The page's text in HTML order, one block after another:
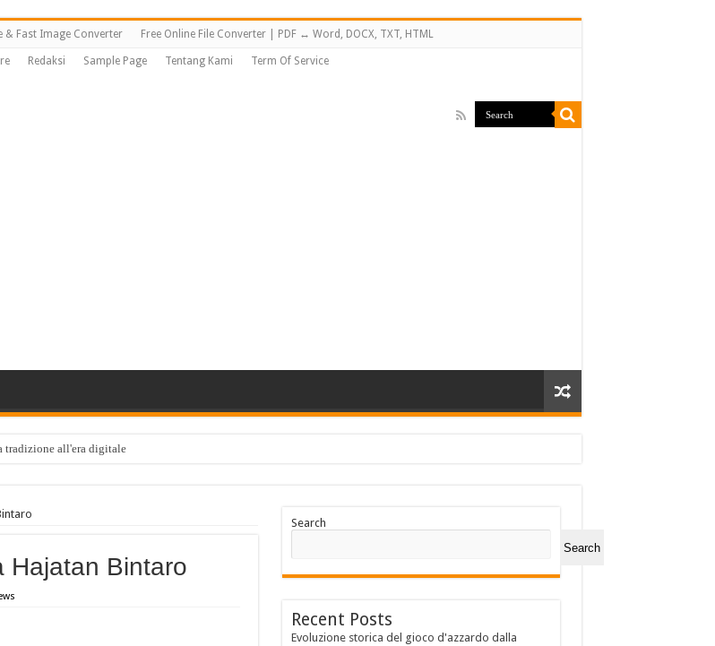
& Fast Image Converter Free Online File Converter | PDF ↔ Word, DOCX, TXT, HTML
Redaksi Sample Page Tentang Kami Term Of Service
tradizione all'era digitale
Hajatan Bintaro
Search
Search
Recent Posts
Evoluzione storica del gioco d'azzardo dalla